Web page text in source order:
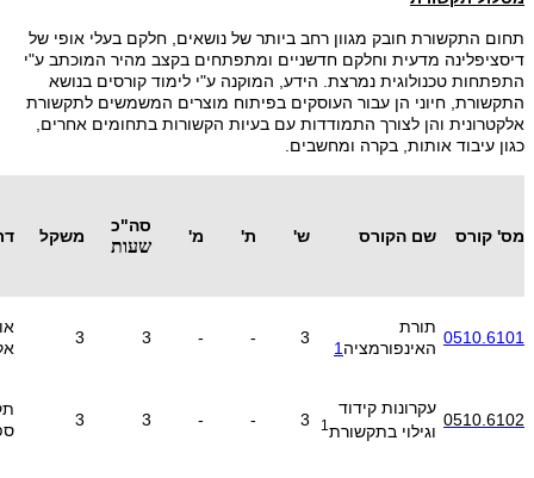
תחום התקשורת חובק מגוון רחב ביותר של נושאים, חלקם בעלי אופי של
דיסציפלינה מדעית וחלקם חדשניים ומתפתחים בקצב מהיר המוכתב ע"י
התפתחות טכנולוגית נמרצת. הידע, המוקנה ע"י לימוד קורסים בנושא
התקשורת, חיוני הן עבור העוסקים בפיתוח מוצרים המשמשים לתקשורת
אלקטרונית והן לצורך התמודדות עם בעיות הקשורות בתחומים אחרים,
כגון עיבוד אותות, בקרה ומחשבים.
מס' קורס שם הקורס ש' ת' מ'
סה"כ
שעות משקל
0510.6101
תורת
האינפורמציה 1
3
-
-
3
3
0510.6102
עקרונות קידוד
וגילוי בתקשורת 1
3
-
-
3
3